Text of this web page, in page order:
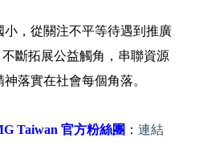
，從關注不平等待遇到推廣
斷拓展公益觸角，串聯資源
落實在社會每個角落。
Taiwan 官方粉絲團 ： 連結